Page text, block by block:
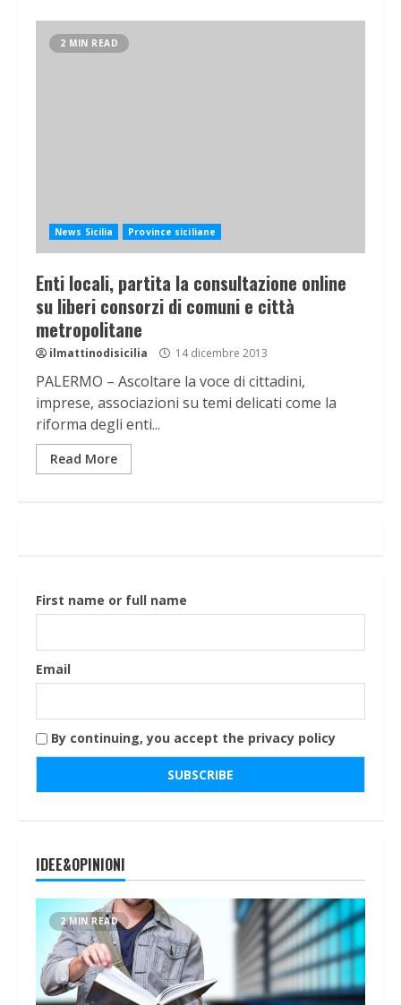
2 MIN READ
News Sicilia Province siciliane
Enti locali, partita la consultazione online
su liberi consorzi di comuni e città
metropolitane
ilmattinodisicilia 14 dicembre 2013
PALERMO – Ascoltare la voce di cittadini,
imprese, associazioni su temi delicati come la
riforma degli enti...
Read More
First name or full name
Email
By continuing, you accept the privacy policy
IDEE&OPINIONI
2 MIN READ